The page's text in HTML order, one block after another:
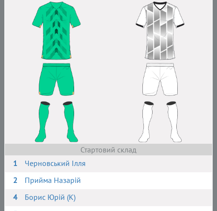
Стартовий склад
1
Черновський Ілля
2
Прийма Назарій
4
Борис Юрій (К)